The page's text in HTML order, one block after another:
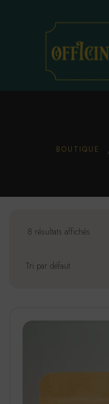
BOUTIQUE
8 résultats affichés